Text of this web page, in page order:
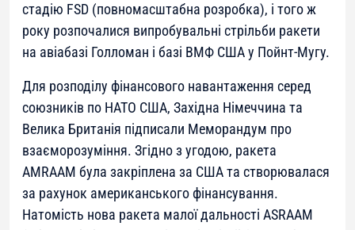
стадію FSD (повномасштабна розробка), і того ж
року розпочалися випробувальні стрільби ракети
на авіабазі Голломан і базі ВМФ США у Пойнт-Мугу.
Для розподілу фінансового навантаження серед
союзників по НАТО США, Західна Німеччина та
Велика Британія підписали Меморандум про
взаєморозуміння. Згідно з угодою, ракета
AMRAAM була закріплена за США та створювалася
за рахунок американського фінансування.
Натомість нова ракета малої дальності ASRAAM